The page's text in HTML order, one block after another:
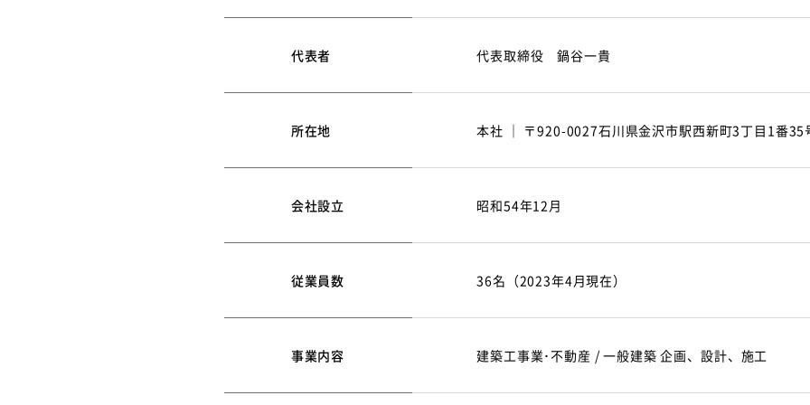
代表者 代表取締役 鍋谷一貴
所在地 本社 ｜ 〒920-0027石川県金沢市駅西新町3丁目1番35
会社設立 昭和54年12月
従業員数 36名（2023年4月現在）
事業内容 建築工事業･不動産 / 一般建築 企画、設計、施工